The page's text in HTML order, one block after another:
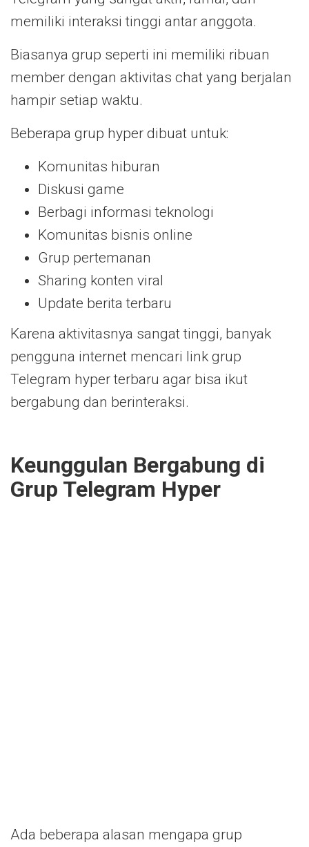
memiliki interaksi tinggi antar anggota.
Biasanya grup seperti ini memiliki ribuan
member dengan aktivitas chat yang berjalan
hampir setiap waktu.
Beberapa grup hyper dibuat untuk:
Komunitas hiburan
Diskusi game
Berbagi informasi teknologi
Komunitas bisnis online
Grup pertemanan
Sharing konten viral
Update berita terbaru
Karena aktivitasnya sangat tinggi, banyak
pengguna internet mencari link grup
Telegram hyper terbaru agar bisa ikut
bergabung dan berinteraksi.
Keunggulan Bergabung di
Grup Telegram Hyper
Ada beberapa alasan mengapa grup